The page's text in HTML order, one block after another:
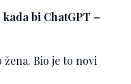
bi ChatGPT –
Bio je to novi